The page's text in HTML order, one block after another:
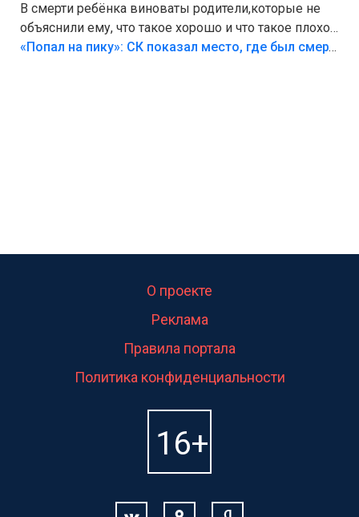
В смерти ребёнка виноваты родители,которые не
объяснили ему, что такое хорошо и что такое плохо!
Лезть через такой забор,верх безумия,есть же
«Попал на пику»: СК показал место, где был смертельно травмирован ребенок в Тольятти
О проекте
Реклама
Правила портала
Политика конфиденциальности